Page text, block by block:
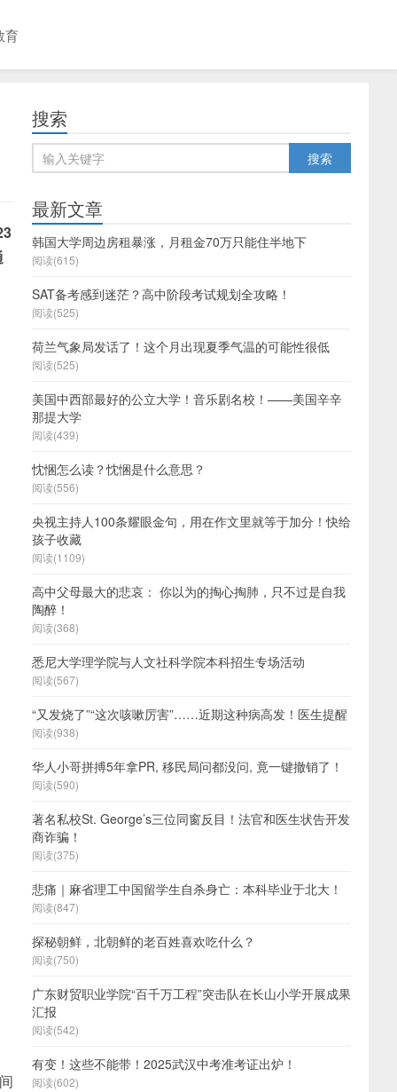
育
搜索
最新文章
韩国大学周边房租暴涨，月租金70万只能住半地下
阅读(615)
SAT备考感到迷茫？高中阶段考试规划全攻略！
阅读(525)
荷兰气象局发话了！这个月出现夏季气温的可能性很低
阅读(525)
美国中西部最好的公立大学！音乐剧名校！——美国辛辛
那提大学
阅读(439)
忱悃怎么读？忱悃是什么意思？
阅读(556)
央视主持人100条耀眼金句，用在作文里就等于加分！快给
孩子收藏
阅读(1109)
高中父母最大的悲哀： 你以为的掏心掏肺，只不过是自我
陶醉！
阅读(368)
悉尼大学理学院与人文社科学院本科招生专场活动
阅读(567)
“又发烧了”“这次咳嗽厉害”……近期这种病高发！医生提醒
阅读(938)
华人小哥拼搏5年拿PR, 移民局问都没问, 竟一键撤销了！
阅读(590)
著名私校St. George’s三位同窗反目！法官和医生状告开发
商诈骗！
阅读(375)
悲痛｜麻省理工中国留学生自杀身亡：本科毕业于北大！
阅读(847)
探秘朝鲜，北朝鲜的老百姓喜欢吃什么？
阅读(750)
广东财贸职业学院“百千万工程”突击队在长山小学开展成果
汇报
阅读(542)
有变！这些不能带！2025武汉中考准考证出炉！
阅读(602)